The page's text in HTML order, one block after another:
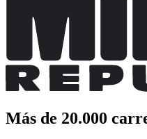
Más de 20.000